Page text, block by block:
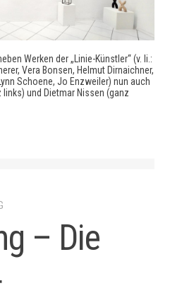
Werken der „Linie-Künstler“ (v. li.:
Vera Bonsen, Helmut Dirnaichner,
Schoene, Jo Enzweiler) nun auch
und Dietmar Nissen (ganz
– Die